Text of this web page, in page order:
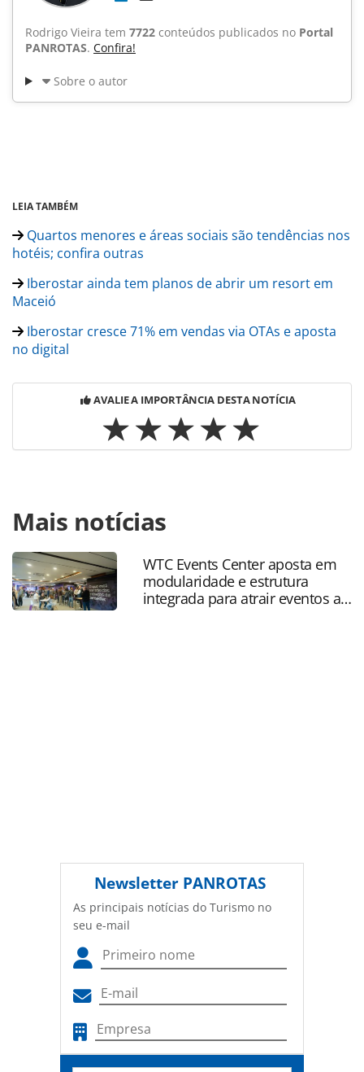
Rodrigo Vieira tem 7722 conteúdos publicados no Portal
PANROTAS. Confira!
Sobre o autor
LEIA TAMBÉM
Quartos menores e áreas sociais são tendências nos
hotéis; confira outras
Iberostar ainda tem planos de abrir um resort em
Maceió
Iberostar cresce 71% em vendas via OTAs e aposta
no digital
AVALIE A IMPORTÂNCIA DESTA NOTÍCIA
https://www.panrotas.com.br/gente/movimentacao/2018/
nersessian-lanca-empresa-de-representacoes_153608.html
ou as ferramentas oferecidas na página. Todo o conteúdo
produzido pela PANROTAS Editora é protegido pela
legislação brasileira sobre direito autoral. Não reproduza o
conteúdo sem autorização da PANROTAS Editora
Mais notícias
WTC Events Center aposta em
modularidade e estrutura
integrada para atrair eventos a
Newsletter PANROTAS
As principais notícias do Turismo no
seu e-mail